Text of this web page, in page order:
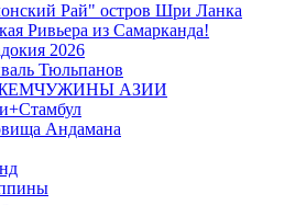
Рай" остров Шри Ланка
Ривьера из Самарканда!
2026
Тюльпанов
АЗИИ
Андамана